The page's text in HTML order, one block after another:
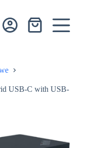
Koszyk
USB-C with USB-